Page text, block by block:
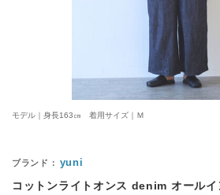
モデル｜身長163㎝ 着用サイズ｜Ｍ
yuni
コットンライトオンス denim オール